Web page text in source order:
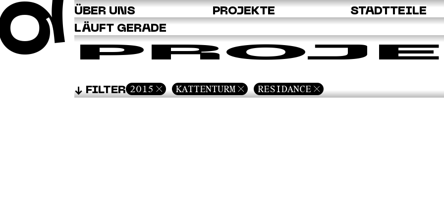
ÜBER UNS PROJEKTE
STADTTEILE
LÄUFT GERADE
FILTER 2015 KATTENTURM RESIDANCE